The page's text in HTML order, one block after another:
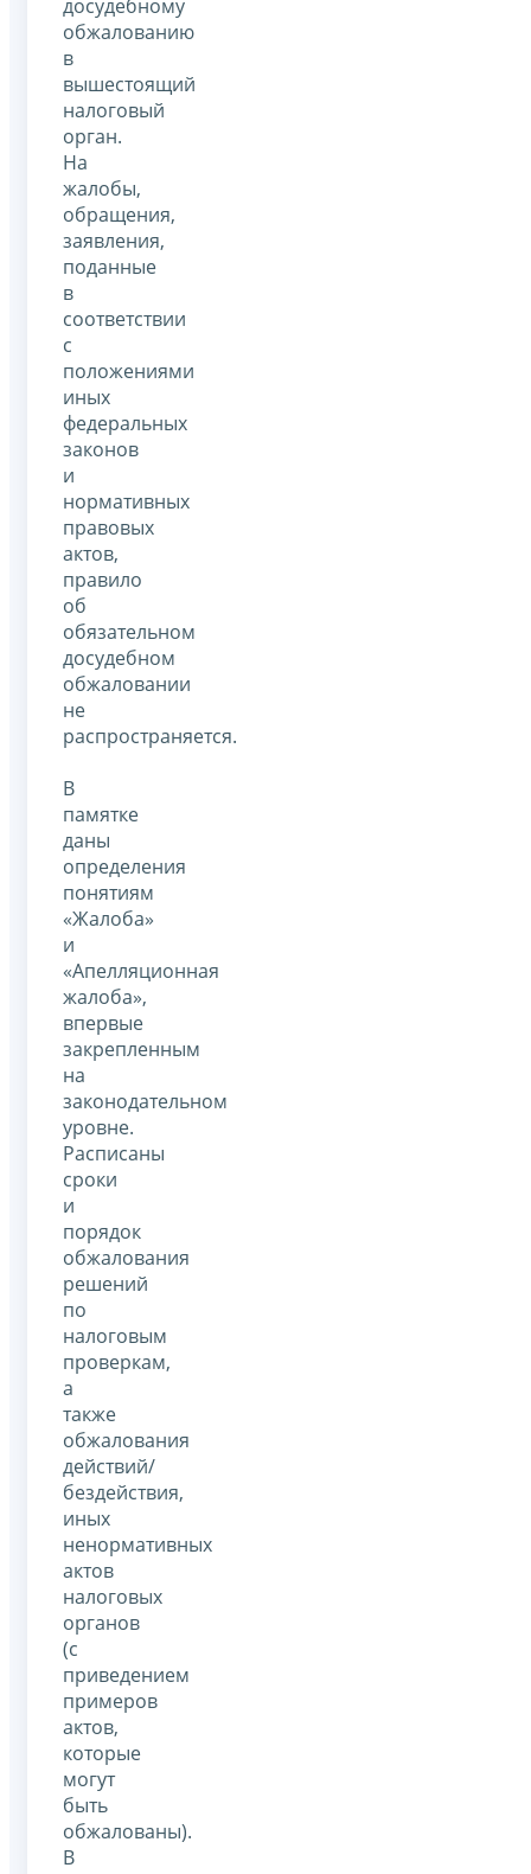
досудебному
обжалованию
в
вышестоящий
налоговый
орган.
На
жалобы,
обращения,
заявления,
поданные
в
соответствии
с
положениями
иных
федеральных
законов
и
нормативных
правовых
актов,
правило
об
обязательном
досудебном
обжаловании
не
распространяется.
В
памятке
даны
определения
понятиям
«Жалоба»
и
«Апелляционная
жалоба»,
впервые
закрепленным
на
законодательном
уровне.
Расписаны
сроки
и
порядок
обжалования
решений
по
налоговым
проверкам,
а
также
обжалования
действий/
бездействия,
иных
ненормативных
актов
налоговых
органов
(с
приведением
примеров
актов,
которые
могут
быть
обжалованы).
В